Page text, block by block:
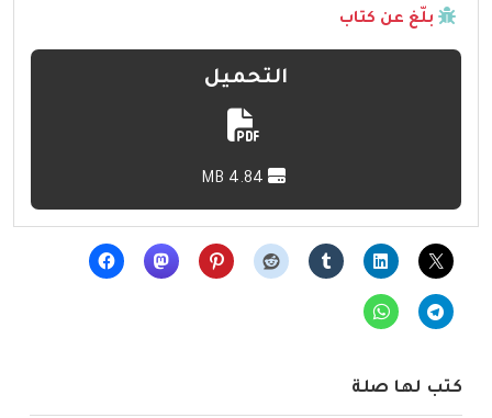
بلّغ عن كتاب
التحميل
كتب لها صلة